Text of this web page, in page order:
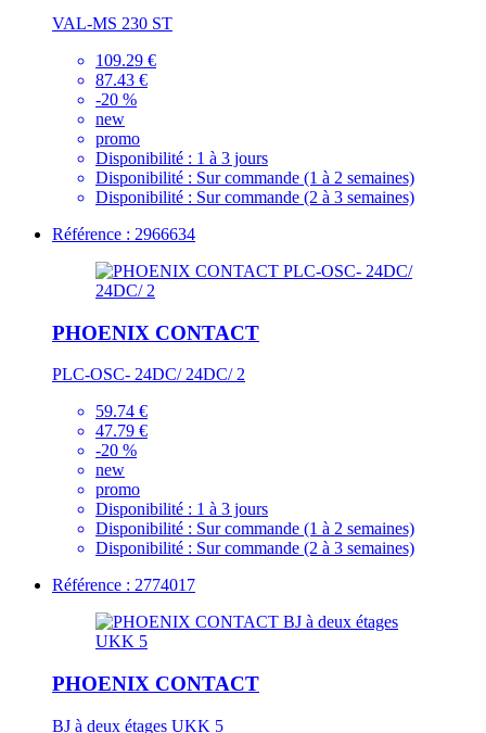
VAL-MS 230 ST
109.29 €
87.43 €
-20 %
new
promo
Disponibilité : 1 à 3 jours
Disponibilité : Sur commande (1 à 2 semaines)
Disponibilité : Sur commande (2 à 3 semaines)
Référence : 2966634
PHOENIX CONTACT
PLC-OSC- 24DC/ 24DC/ 2
59.74 €
47.79 €
-20 %
new
promo
Disponibilité : 1 à 3 jours
Disponibilité : Sur commande (1 à 2 semaines)
Disponibilité : Sur commande (2 à 3 semaines)
Référence : 2774017
PHOENIX CONTACT
BJ à deux étages UKK 5